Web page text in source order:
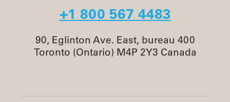
+1 800 567 4483
90, Eglinton Ave. East, bureau 400
Toronto (Ontario) M4P 2Y3 Canada